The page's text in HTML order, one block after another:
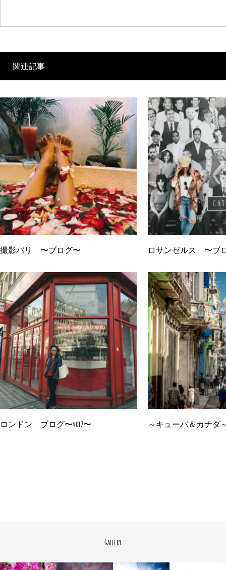
関連記事
撮影バリ 〜ブログ〜 ロサンゼルス 〜ブ
ロンドン ブログ〜vol2〜 ～キューバ＆カナダ
Gallery